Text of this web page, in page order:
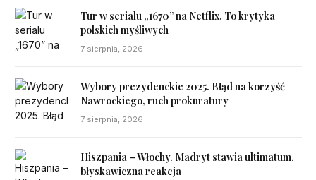
Tur w serialu „1670” na Netflix. To krytyka
polskich myśliwych
7 sierpnia, 2026
Wybory prezydenckie 2025. Błąd na korzyść
Nawrockiego, ruch prokuratury
7 sierpnia, 2026
Hiszpania – Włochy. Madryt stawia ultimatum,
błyskawiczna reakcja